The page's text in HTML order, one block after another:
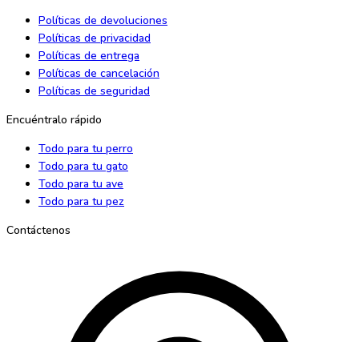
Políticas de devoluciones
Políticas de privacidad
Políticas de entrega
Políticas de cancelación
Políticas de seguridad
Encuéntralo rápido
Todo para tu perro
Todo para tu gato
Todo para tu ave
Todo para tu pez
Contáctenos